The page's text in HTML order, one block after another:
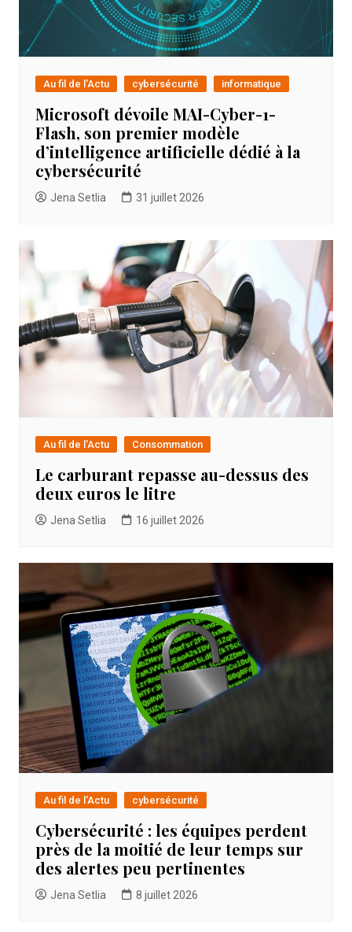
Au fil de l'Actu cybersécurité informatique
Microsoft dévoile MAI-Cyber-1-
Flash, son premier modèle
d’intelligence artificielle dédié à la
cybersécurité
Jena Setlia 31 juillet 2026
Au fil de l'Actu Consommation
Le carburant repasse au-dessus des
deux euros le litre
Jena Setlia 16 juillet 2026
Au fil de l'Actu cybersécurité
Cybersécurité : les équipes perdent
près de la moitié de leur temps sur
des alertes peu pertinentes
Jena Setlia 8 juillet 2026